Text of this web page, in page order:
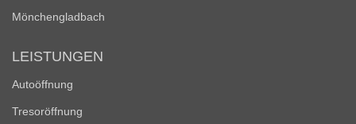
Mönchengladbach
LEISTUNGEN
Autoöffnung
Tresoröffnung